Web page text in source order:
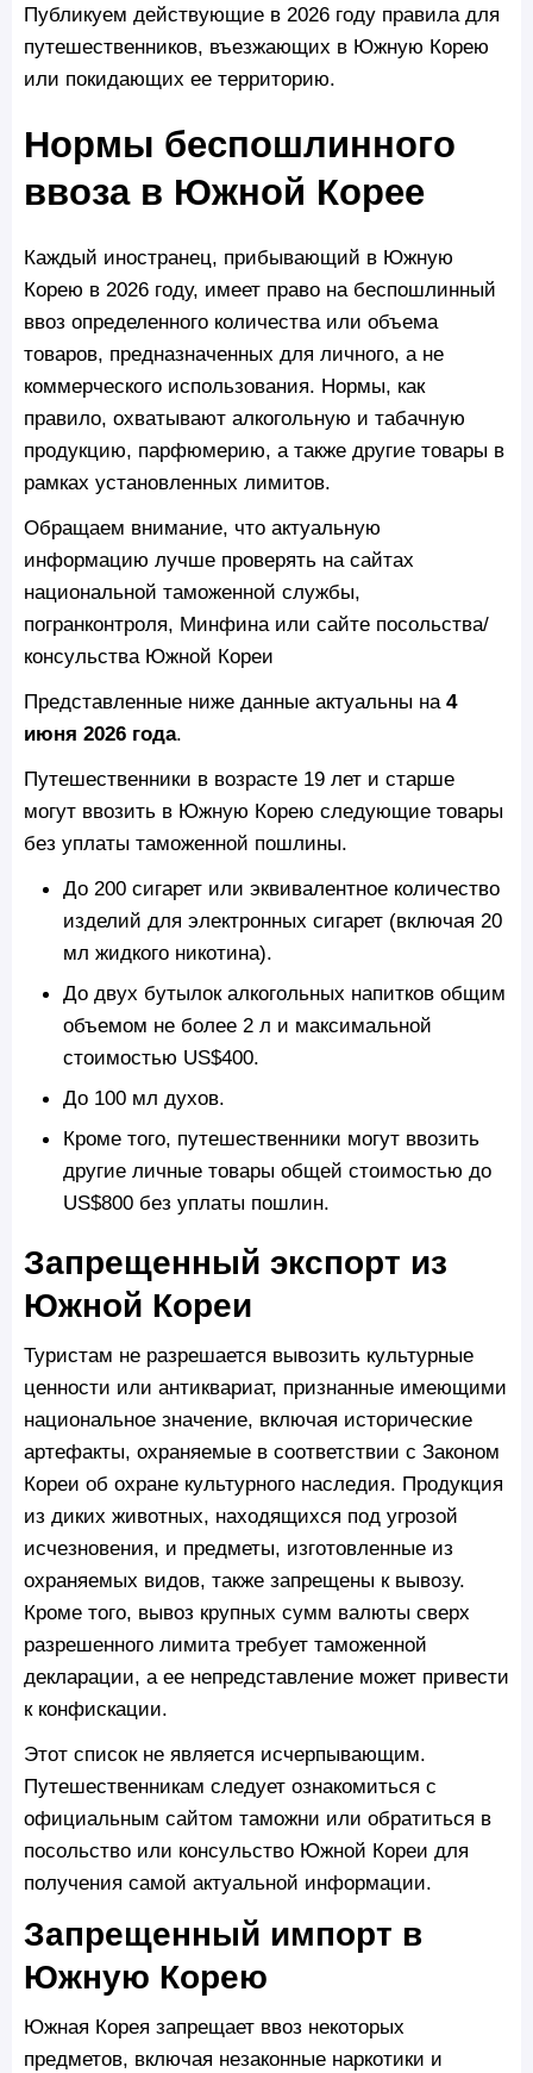
Публикуем действующие в 2026 году правила для
путешественников, въезжающих в Южную Корею
или покидающих ее территорию.
Нормы беспошлинного
ввоза в Южной Корее
Каждый иностранец, прибывающий в Южную
Корею в 2026 году, имеет право на беспошлинный
ввоз определенного количества или объема
товаров, предназначенных для личного, а не
коммерческого использования. Нормы, как
правило, охватывают алкогольную и табачную
продукцию, парфюмерию, а также другие товары в
рамках установленных лимитов.
Обращаем внимание, что актуальную
информацию лучше проверять на сайтах
национальной таможенной службы,
погранконтроля, Минфина или сайте посольства/
консульства Южной Кореи
Представленные ниже данные актуальны на 4
июня 2026 года.
Путешественники в возрасте 19 лет и старше
могут ввозить в Южную Корею следующие товары
без уплаты таможенной пошлины.
До 200 сигарет или эквивалентное количество
изделий для электронных сигарет (включая 20
мл жидкого никотина).
До двух бутылок алкогольных напитков общим
объемом не более 2 л и максимальной
стоимостью US$400.
До 100 мл духов.
Кроме того, путешественники могут ввозить
другие личные товары общей стоимостью до
US$800 без уплаты пошлин.
Запрещенный экспорт из
Южной Кореи
Туристам не разрешается вывозить культурные
ценности или антиквариат, признанные имеющими
национальное значение, включая исторические
артефакты, охраняемые в соответствии с Законом
Кореи об охране культурного наследия. Продукция
из диких животных, находящихся под угрозой
исчезновения, и предметы, изготовленные из
охраняемых видов, также запрещены к вывозу.
Кроме того, вывоз крупных сумм валюты сверх
разрешенного лимита требует таможенной
декларации, а ее непредставление может привести
к конфискации.
Этот список не является исчерпывающим.
Путешественникам следует ознакомиться с
официальным сайтом таможни или обратиться в
посольство или консульство Южной Кореи для
получения самой актуальной информации.
Запрещенный импорт в
Южную Корею
Южная Корея запрещает ввоз некоторых
предметов, включая незаконные наркотики и